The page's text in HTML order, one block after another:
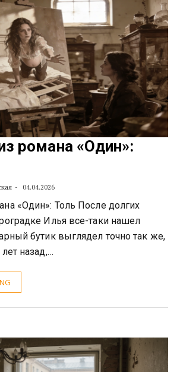
романа «Один»:
04.04.2026
«Один»: Толь После долгих
Илья все-таки нашел
бутик выглядел точно так же,
назад,…